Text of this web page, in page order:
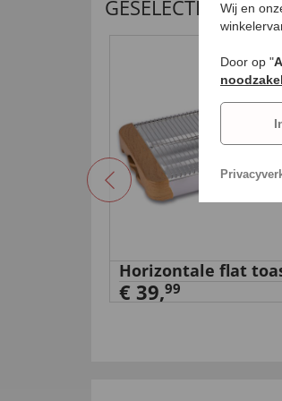
GESELECTEERDE
Horizontale flat
€ 39,99
Wij en
Door op "